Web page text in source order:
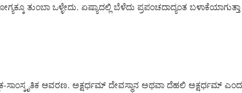
ತುಂಬಾ ಒಳ್ಳೇದು. ಏಷ್ಯಾದಲ್ಲಿ ಬೆಳೆದು ಪ್ರಪಂಚದಾದ್ಯಂತ
ಆವರಣ. ಅಕ್ಷರ್ಧಮ್ ದೇವಸ್ಥಾನ ಅಥವಾ ದೆಹಲಿ ಅಕ್ಷರ್ಧಮ್